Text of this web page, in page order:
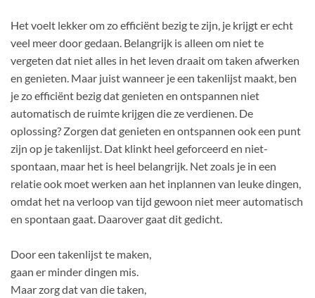
Het voelt lekker om zo efficiënt bezig te zijn, je krijgt er echt
veel meer door gedaan. Belangrijk is alleen om niet te
vergeten dat niet alles in het leven draait om taken afwerken
en genieten. Maar juist wanneer je een takenlijst maakt, ben
je zo efficiënt bezig dat genieten en ontspannen niet
automatisch de ruimte krijgen die ze verdienen. De
oplossing? Zorgen dat genieten en ontspannen ook een punt
zijn op je takenlijst. Dat klinkt heel geforceerd en niet-
spontaan, maar het is heel belangrijk. Net zoals je in een
relatie ook moet werken aan het inplannen van leuke dingen,
omdat het na verloop van tijd gewoon niet meer automatisch
en spontaan gaat. Daarover gaat dit gedicht.
Door een takenlijst te maken,
gaan er minder dingen mis.
Maar zorg dat van die taken,